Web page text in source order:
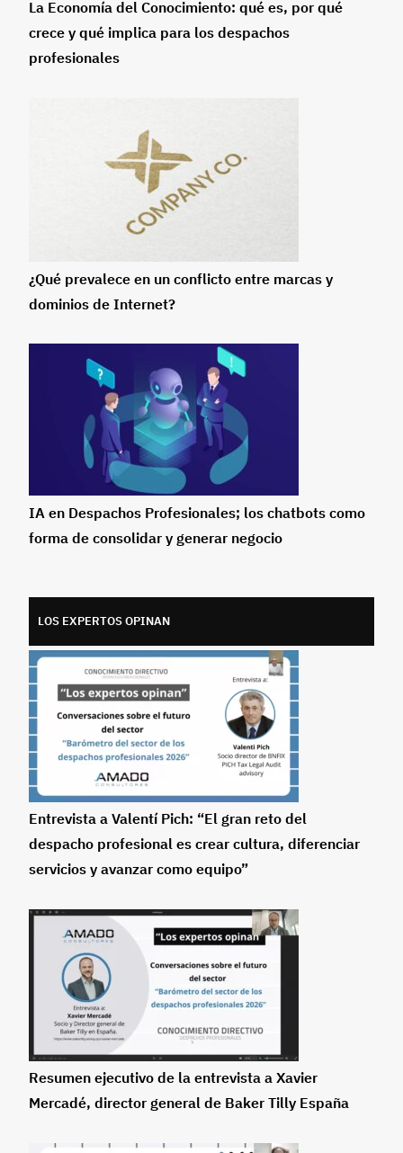
La Economía del Conocimiento: qué es, por qué
crece y qué implica para los despachos
profesionales
¿Qué prevalece en un conflicto entre marcas y
dominios de Internet?
IA en Despachos Profesionales; los chatbots como
forma de consolidar y generar negocio
LOS EXPERTOS OPINAN
Entrevista a Valentí Pich: “El gran reto del
despacho profesional es crear cultura, diferenciar
servicios y avanzar como equipo”
Resumen ejecutivo de la entrevista a Xavier
Mercadé, director general de Baker Tilly España